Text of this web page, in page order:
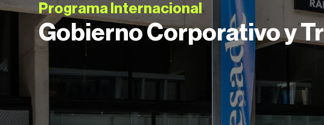
Programa Internacional
Gobierno Corporativo y